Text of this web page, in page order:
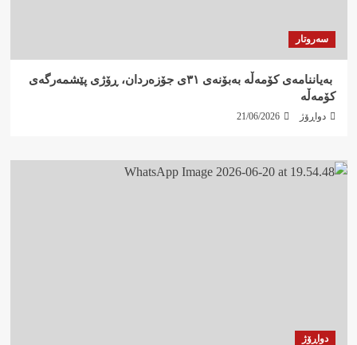
سەروتار
‍ بەیاننامەی کۆمەڵە بەبۆنەی ٣١ی جۆزەردان، ڕۆژی پێشمەرگەی
کۆمەڵە
دواڕۆژ 21/06/2026
دواڕۆژ